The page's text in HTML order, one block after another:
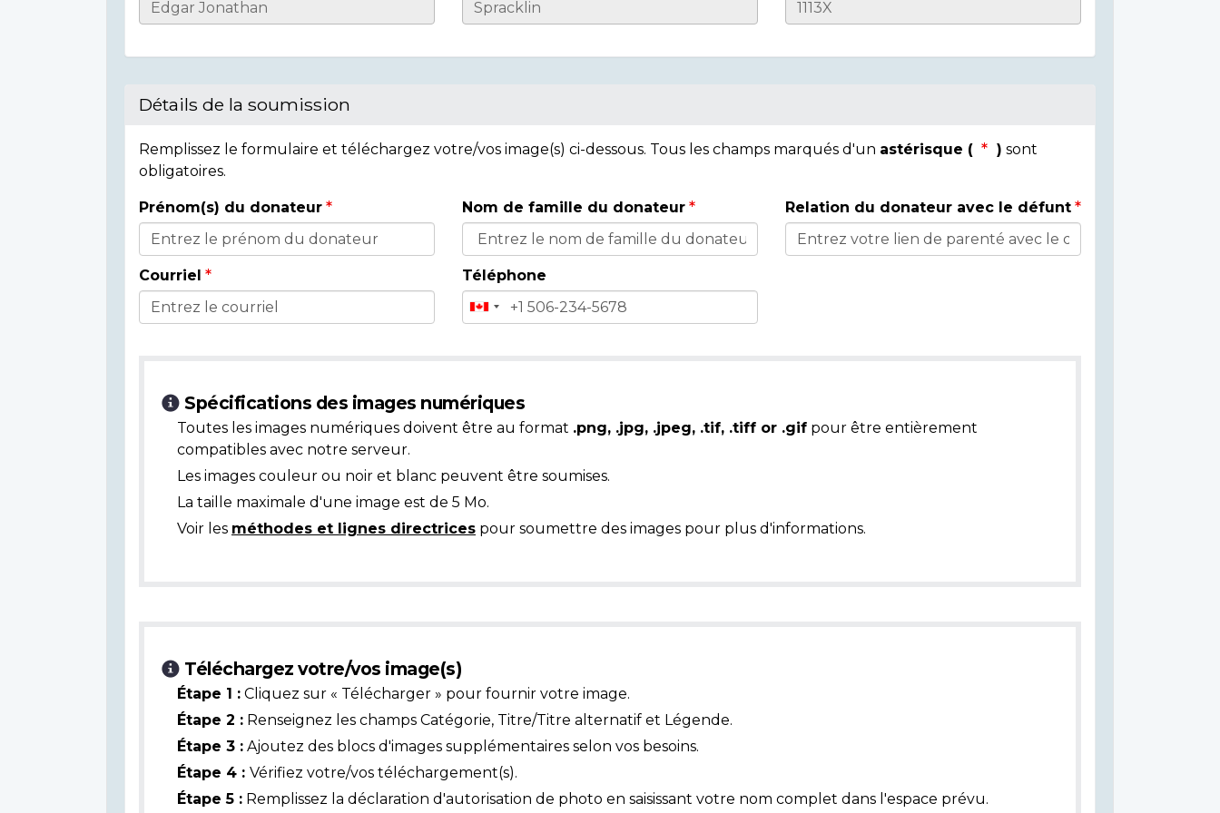
Informations
l'individu
Détails de la soumission
Remplissez le formulaire et téléchargez votre/vos image(s) ci-dessous. Tous les champs marqués d'un astérisque ( ) sont
obligatoires.
Détails
du
donateur
Prénom(s) du donateur Nom de famille du donateur Relation du donateur avec le défunt
Courriel Téléphone
Spécifications des images numériques
Toutes les images numériques doivent être au format .png, .jpg, .jpeg, .tif, .tiff or .gif pour être entièrement
compatibles avec notre serveur.
Les images couleur ou noir et blanc peuvent être soumises.
La taille maximale d'une image est de 5 Mo.
Voir les méthodes et lignes directrices pour soumettre des images pour plus d'informations.
Téléchargez votre/vos image(s)
Étape 1 : Cliquez sur « Télécharger » pour fournir votre image.
Étape 2 : Renseignez les champs Catégorie, Titre/Titre alternatif et Légende.
Étape 3 : Ajoutez des blocs d'images supplémentaires selon vos besoins.
Étape 4 : Vérifiez votre/vos téléchargement(s).
Étape 5 : Remplissez la déclaration d'autorisation de photo en saisissant votre nom complet dans l'espace prévu.